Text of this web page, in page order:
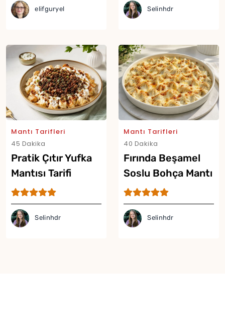
elifguryel Selinhdr
Mantı Tarifleri
45 Dakika
Pratik Çıtır Yufka
Mantısı Tarifi
Selinhdr
Mantı Tarifleri
40 Dakika
Fırında Beşamel
Soslu Bohça Mantı
Tarifi
Selinhdr